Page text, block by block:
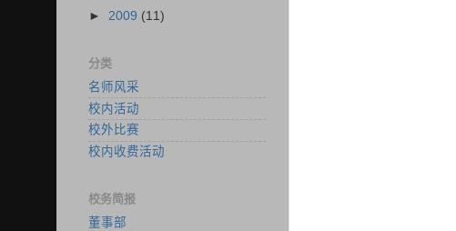
► 2009 (11)
分类
名师风采
校内活动
校外比赛
校内收费活动
校务简报
董事部